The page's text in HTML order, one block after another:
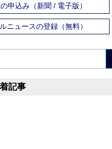
申込み（新聞 / 電子版）
ニュースの登録（無料）
記事